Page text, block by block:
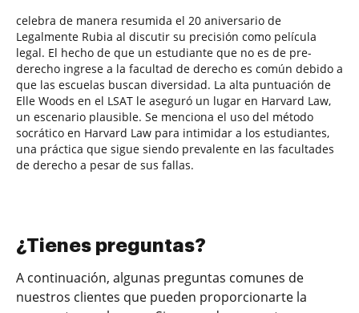
celebra de manera resumida el 20 aniversario de
Legalmente Rubia al discutir su precisión como película
legal. El hecho de que un estudiante que no es de pre-
derecho ingrese a la facultad de derecho es común debido a
que las escuelas buscan diversidad. La alta puntuación de
Elle Woods en el LSAT le aseguró un lugar en Harvard Law,
un escenario plausible. Se menciona el uso del método
socrático en Harvard Law para intimidar a los estudiantes,
una práctica que sigue siendo prevalente en las facultades
de derecho a pesar de sus fallas.
¿Tienes preguntas?
A continuación, algunas preguntas comunes de
nuestros clientes que pueden proporcionarte la